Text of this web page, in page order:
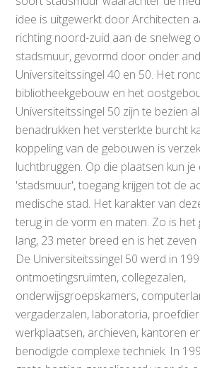
idee is uitgewerkt door Architecten
richting noord-zuid aan de snelweg
stadsmuur, gevormd door onder
Universiteitssingel 40 en 50. Het
bibliotheekgebouw en het
Universiteitssingel 50 zijn te bezien
benadrukken het versterkte burcht
koppeling van de gebouwen is
luchtbruggen. Op die plaatsen kun
'stadsmuur', toegang krijgen tot de
medische stad. Het karakter van
terug in de vorm en maten. Zo is
lang, 23 meter breed en is het
De Universiteitssingel 50 werd in
ontmoetingsruimten, collegezalen,
onderwijsgroepskamers,
vergaderzalen, laboratoria,
werkplaatsen, archieven, kantoren
benodigde complexe techniek. In